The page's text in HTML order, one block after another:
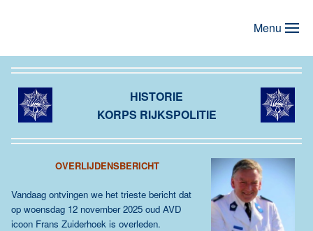
Menu
HISTORIE
KORPS RIJKSPOLITIE
OVERLIJDENSBERICHT
Vandaag ontvingen we het trieste bericht dat
op woensdag 12 november 2025 oud AVD
icoon Frans Zuiderhoek is overleden.